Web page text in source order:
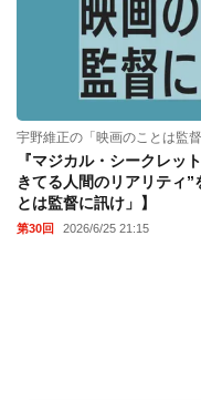
宇野維正の「映画のことは監督
『マジカル・シークレッ
きてる人間のリアリティ
とは監督に訊け」】
第30回 2026/6/25 21:15